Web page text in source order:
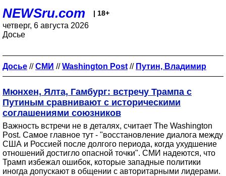
NEWSru.com | 18+
четверг, 6 августа 2026
Досье
Досье //СМИ //Washington Post // Путин, Владимир
Мюнхен, Ялта, Гамбург: встречу Трампа с
Путиным сравнивают с историческими
соглашениями союзников
Важность встречи не в деталях, считает The Washington
Post. Самое главное тут - "восстановление диалога между
США и Россией после долгого периода, когда ухудшение
отношений достигло опасной точки". СМИ надеются, что
Трамп избежал ошибок, которые западные политики
иногда допускают в общении с авторитарными лидерами.